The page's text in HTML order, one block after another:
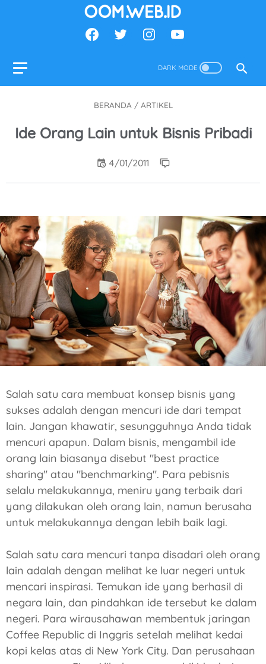
BERANDA / ARTIKEL
Ide Orang Lain untuk Bisnis Pribadi
4/01/2011
Salah satu cara membuat konsep bisnis yang
sukses adalah dengan mencuri ide dari tempat
lain. Jangan khawatir, sesungguhnya Anda tidak
mencuri apapun. Dalam bisnis, mengambil ide
orang lain biasanya disebut "best practice
sharing" atau "benchmarking". Para pebisnis
selalu melakukannya, meniru yang terbaik dari
yang dilakukan oleh orang lain, namun berusaha
untuk melakukannya dengan lebih baik lagi.
Salah satu cara mencuri tanpa disadari oleh orang
lain adalah dengan melihat ke luar negeri untuk
mencari inspirasi. Temukan ide yang berhasil di
negara lain, dan pindahkan ide tersebut ke dalam
negeri. Para wirausahawan membentuk jaringan
Coffee Republic di Inggris setelah melihat kedai
kopi kelas atas di New York City. Dan perusahaan